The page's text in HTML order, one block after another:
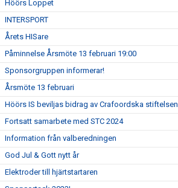
Höörs Loppet
INTERSPORT
Årets HISare
Påminnelse Årsmöte 13 februari 19:00
Sponsorgruppen informerar!
Årsmöte 13 februari
Höörs IS beviljas bidrag av Crafoordska stiftelsen
Fortsatt samarbete med STC 2024
Information från valberedningen
God Jul & Gott nytt år
Elektroder till hjärtstartaren